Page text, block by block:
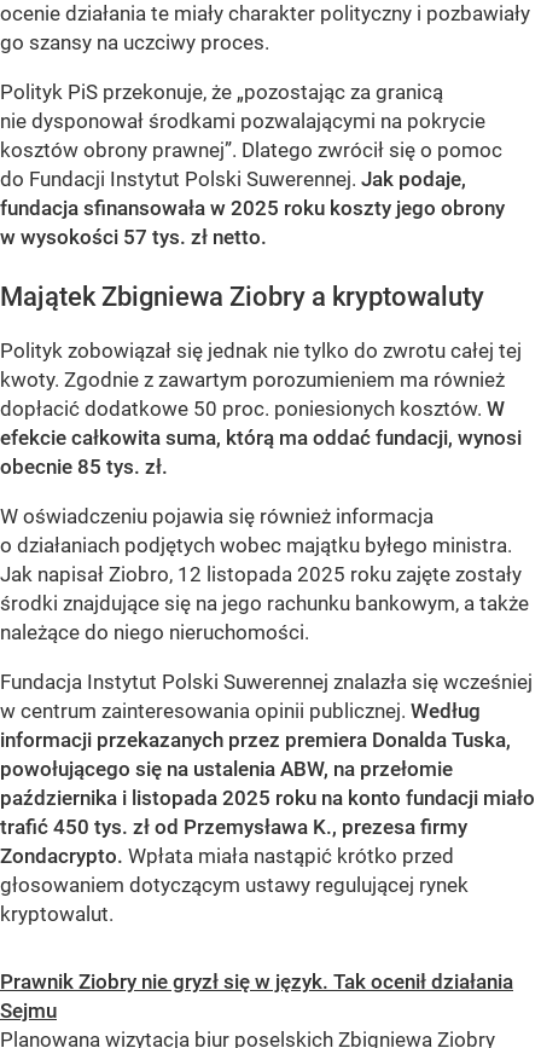
ocenie działania te miały charakter polityczny i pozbawiały
go szansy na uczciwy proces.
Polityk PiS przekonuje, że „pozostając za granicą
nie dysponował środkami pozwalającymi na pokrycie
kosztów obrony prawnej”. Dlatego zwrócił się o pomoc
do Fundacji Instytut Polski Suwerennej. Jak podaje,
fundacja sfinansowała w 2025 roku koszty jego obrony
w wysokości 57 tys. zł netto.
Majątek Zbigniewa Ziobry a kryptowaluty
Polityk zobowiązał się jednak nie tylko do zwrotu całej tej
kwoty. Zgodnie z zawartym porozumieniem ma również
dopłacić dodatkowe 50 proc. poniesionych kosztów. W
efekcie całkowita suma, którą ma oddać fundacji, wynosi
obecnie 85 tys. zł.
W oświadczeniu pojawia się również informacja
o działaniach podjętych wobec majątku byłego ministra.
Jak napisał Ziobro, 12 listopada 2025 roku zajęte zostały
środki znajdujące się na jego rachunku bankowym, a także
należące do niego nieruchomości.
Fundacja Instytut Polski Suwerennej znalazła się wcześniej
w centrum zainteresowania opinii publicznej. Według
informacji przekazanych przez premiera Donalda Tuska,
powołującego się na ustalenia ABW, na przełomie
października i listopada 2025 roku na konto fundacji miało
trafić 450 tys. zł od Przemysława K., prezesa firmy
Zondacrypto. Wpłata miała nastąpić krótko przed
głosowaniem dotyczącym ustawy regulującej rynek
kryptowalut.
Prawnik Ziobry nie gryzł się w język. Tak ocenił działania
Sejmu
Planowana wizytacja biur poselskich Zbigniewa Ziobry